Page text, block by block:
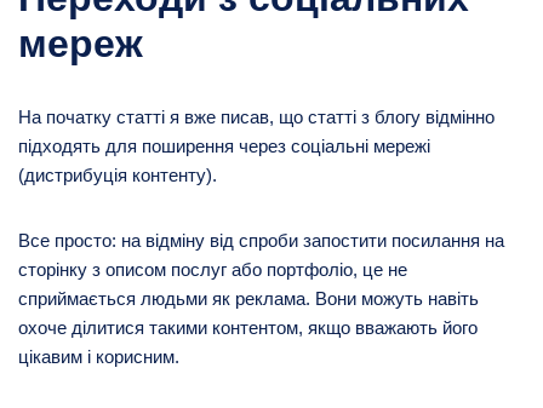
мереж
На початку статті я вже писав, що статті з блогу відмінно
підходять для поширення через соціальні мережі
(дистрибуція контенту).
Все просто: на відміну від спроби запостити посилання на
сторінку з описом послуг або портфоліо, це не
сприймається людьми як реклама. Вони можуть навіть
охоче ділитися такими контентом, якщо вважають його
цікавим і корисним.